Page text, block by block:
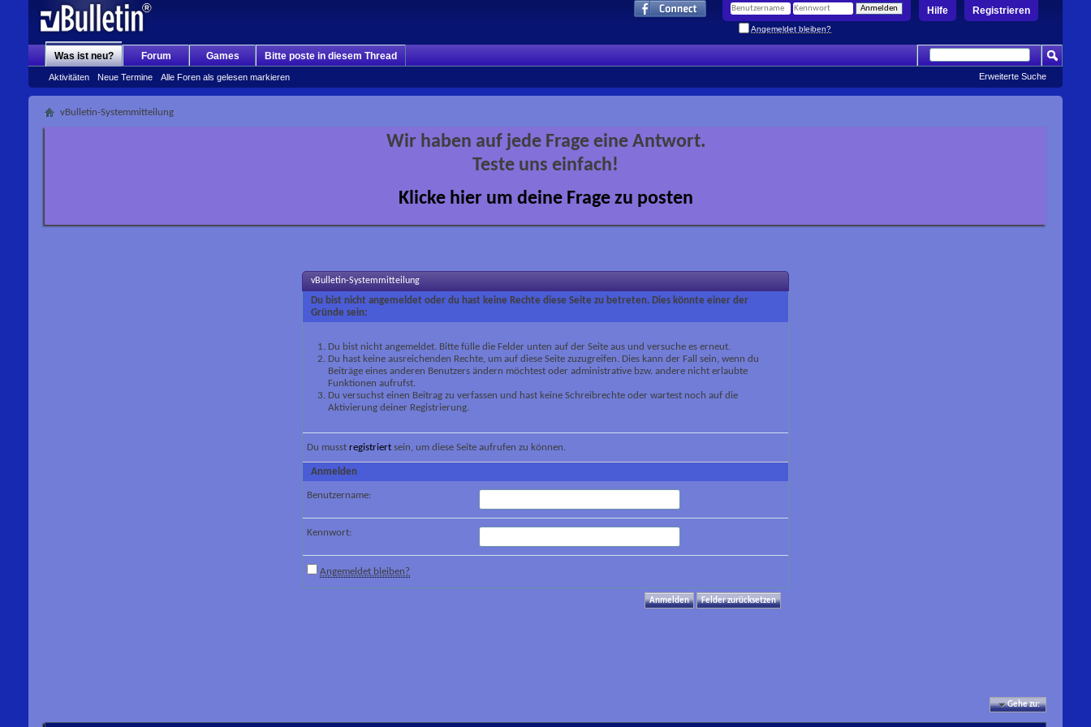
Registrieren
Hilfe
Angemeldet bleiben?
Was ist neu?
Aktivitäten Neue Termine Alle Foren als gelesen markieren
Forum Games Bitte poste in diesem Thread
Erweiterte Suche
vBulletin-Systemmitteilung
Wir haben auf jede Frage eine Antwort.
Teste uns einfach!
Klicke hier um deine Frage zu posten
vBulletin-Systemmitteilung
Du bist nicht angemeldet oder du hast keine Rechte diese Seite zu betreten. Dies könnte einer der
Gründe sein:
Du bist nicht angemeldet. Bitte fülle die Felder unten auf der Seite aus und versuche es erneut.
Du hast keine ausreichenden Rechte, um auf diese Seite zuzugreifen. Dies kann der Fall sein, wenn du
Beiträge eines anderen Benutzers ändern möchtest oder administrative bzw. andere nicht erlaubte
Funktionen aufrufst.
Du versuchst einen Beitrag zu verfassen und hast keine Schreibrechte oder wartest noch auf die
Aktivierung deiner Registrierung.
Du musst registriert sein, um diese Seite aufrufen zu können.
Anmelden
Benutzername:
Kennwort:
Angemeldet bleiben?
Gehe zu: